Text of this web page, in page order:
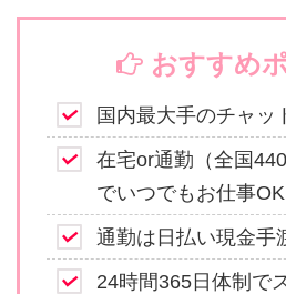
おすすめ
国内最大手のチャッ
在宅or通勤（全国
でいつでもお仕事
通勤は日払い現金手
24時間365日体制で